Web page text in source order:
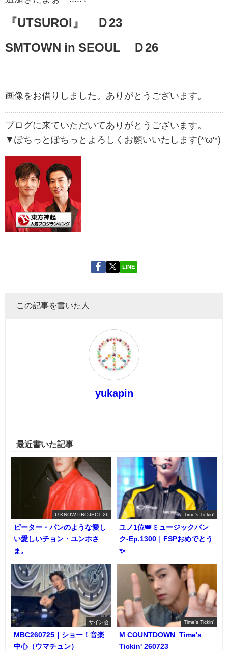
『UTSUROI』 Ｄ23
SMTOWN in SEOUL Ｄ26
画像をお借りしました。ありがとうございます。
ブログに来ていただいてありがとうございます。
▼ぽちっとぽちっとよろしくお願いいたします(*'ω'*)
LINE
この記事を書いた人
yukapin
最近書いた記事
U-KNOW PROJECT 26
ピーター・パンのような愛し
い愛しいチョン・ユンホさ
ま。
Time's Tickin'
ユノ1位👑ミュージックバン
ク-Ep.1300｜FSPおめでとう
✨️
サイン会
MBC260725｜ショー！音楽
中心（ウマチュン）
Time's Tickin'
M COUNTDOWN_Time's
Tickin' 260723